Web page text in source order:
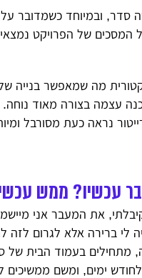
סדר, ובמיוחד כשמדובר על
המסכים של הפרויקט
מה שמאפשר בנייה
עצמה בצורה מאוד
נראה כעת מסורבל
עכשיו? ממש
את המעבר אני
לי ברירה אלא לגרום לזה
בעמוד הבית של
ימים, ומשם ממשיכים